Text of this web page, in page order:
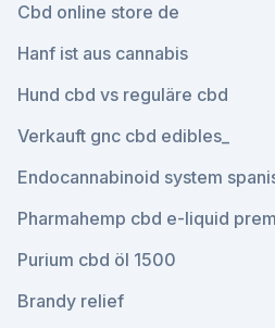
Cbd online store de
Hanf ist aus cannabis
Hund cbd vs reguläre cbd
Verkauft gnc cbd edibles_
Endocannabinoid system
Pharmahemp cbd e-liquid
Purium cbd öl 1500
Brandy relief